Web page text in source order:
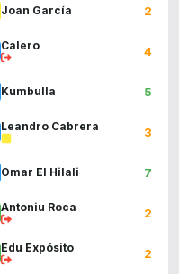
Joan García 2
Calero 4
Kumbulla 5
Leandro Cabrera 3
Omar El Hilali 7
Antoniu Roca 2
Edu Expósito 2